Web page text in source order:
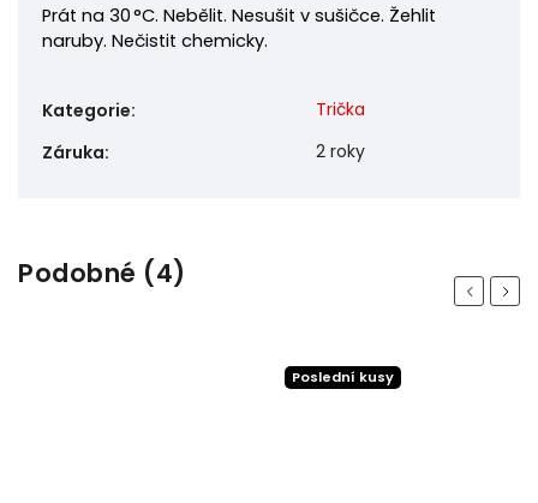
Prát na 30 °C. Nebělit. Nesušit v sušičce. Žehlit
naruby. Nečistit chemicky.
Kategorie:
Trička
Záruka: 2 roky
Podobné (4) Previous
Poslední kusy
Next